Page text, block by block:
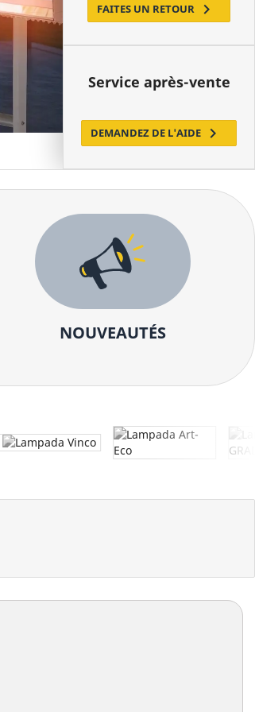
IPX3
de 0 à plus de 10 kW
Avec Télécommande
ACCESSOIRES
FAITES UN RETOUR 
Service après-vente
DEMANDEZ DE L'AIDE 
NOUVEAUTÉS